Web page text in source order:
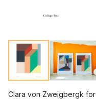
Clara von Zweigbergk for